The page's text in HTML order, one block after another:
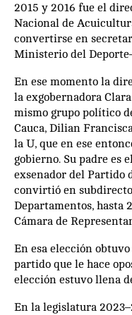
2015 y 2016 fue el
Nacional de
convertirse en
Ministerio del
En ese momento la
la exgobernadora
mismo grupo político
Cauca, Dilian
la U, que en ese
gobierno. Su padre es
exsenador del Partido
convirtió en
Departamentos, hasta
Cámara de
En esa elección
partido que le hace
elección estuvo llena
En la legislatura